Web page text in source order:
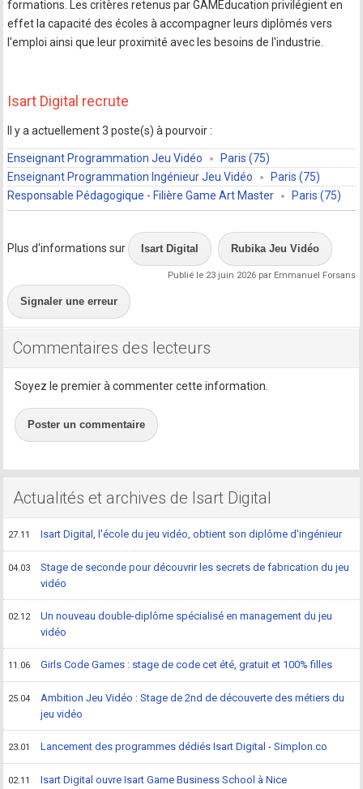
formations. Les critères retenus par GAMEducation privilégient en
effet la capacité des écoles à accompagner leurs diplômés vers
l'emploi ainsi que leur proximité avec les besoins de l'industrie.
Isart Digital recrute
Il y a actuellement 3 poste(s) à pourvoir :
Enseignant Programmation Jeu Vidéo
Paris (75)
Enseignant Programmation Ingénieur Jeu Vidéo
Paris (75)
Responsable Pédagogique - Filière Game Art Master
Paris (75)
Plus d'informations sur Isart Digital Rubika Jeu Vidéo
Publié le 23 juin 2026 par Emmanuel Forsans
Signaler une erreur
Commentaires des lecteurs
Soyez le premier à commenter cette information.
Poster un commentaire
Actualités et archives de Isart Digital
27.11 Isart Digital, l'école du jeu vidéo, obtient son diplôme d'ingénieur
04.03
Stage de seconde pour découvrir les secrets de fabrication du jeu
vidéo
02.12
Un nouveau double-diplôme spécialisé en management du jeu
vidéo
11.06 Girls Code Games : stage de code cet été, gratuit et 100% filles
25.04
Ambition Jeu Vidéo : Stage de 2nd de découverte des métiers du
jeu vidéo
23.01 Lancement des programmes dédiés Isart Digital - Simplon.co
02.11 Isart Digital ouvre Isart Game Business School à Nice